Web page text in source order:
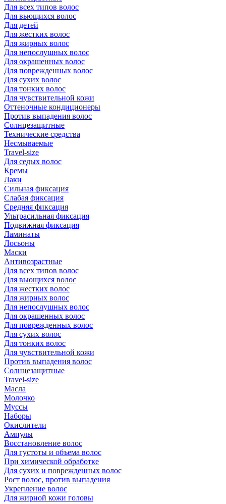
Для всех типов волос
Для вьющихся волос
Для детей
Для жестких волос
Для жирных волос
Для непослушных волос
Для окрашенных волос
Для поврежденных волос
Для сухих волос
Для тонких волос
Для чувствительной кожи
Оттеночные кондиционеры
Против выпадения волос
Солнцезащитные
Технические средства
Несмываемые
Travel-size
Для седых волос
Кремы
Лаки
Сильная фиксация
Слабая фиксация
Средняя фиксация
Ультрасильная фиксация
Подвижная фиксация
Ламинаты
Лосьоны
Маски
Антивозрастные
Для всех типов волос
Для вьющихся волос
Для жестких волос
Для жирных волос
Для непослушных волос
Для окрашенных волос
Для поврежденных волос
Для сухих волос
Для тонких волос
Для чувствительной кожи
Против выпадения волос
Солнцезащитные
Travel-size
Масла
Молочко
Муссы
Наборы
Окислители
Ампулы
Восстановление волос
Для густоты и объема волос
При химической обработке
Для сухих и поврежденных волос
Рост волос, против выпадения
Укрепление волос
Для жирной кожи головы